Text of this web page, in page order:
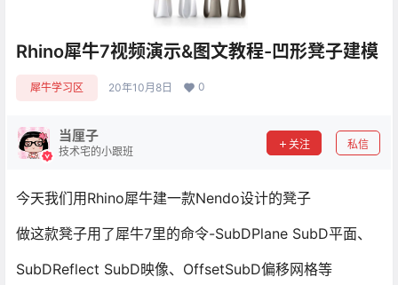
Rhino犀牛7视频演示&图文教程-凹形凳子建模
犀牛学习区 20年10月8日 0
当厘子
技术宅的小跟班
关注 私信
今天我们用Rhino犀牛建一款Nendo设计的凳子
做这款凳子用了犀牛7里的命令-SubDPlane SubD平面、
SubDReflect SubD映像、OffsetSubD偏移网格等